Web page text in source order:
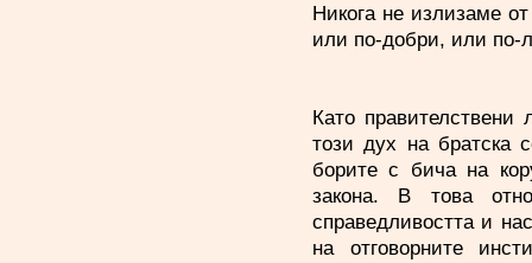
Никога не излизаме
или по-добри, или по-
Като
този дух на братска
борите с бича на
закона. В това
справедливостта и
на отговорните